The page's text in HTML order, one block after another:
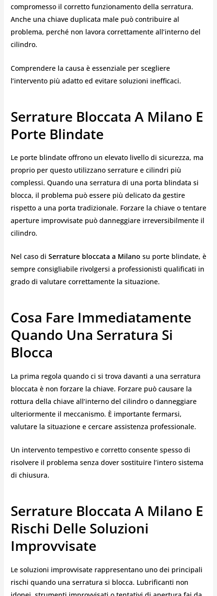
compromesso il corretto funzionamento della serratura.
Anche una chiave duplicata male può contribuire al
problema, perché non lavora correttamente all’interno del
cilindro.
Comprendere la causa è essenziale per scegliere
l’intervento più adatto ed evitare soluzioni inefficaci.
Serrature Bloccata A Milano E
Porte Blindate
Le porte blindate offrono un elevato livello di sicurezza, ma
proprio per questo utilizzano serrature e cilindri più
complessi. Quando una serratura di una porta blindata si
blocca, il problema può essere più delicato da gestire
rispetto a una porta tradizionale. Forzare la chiave o tentare
aperture improvvisate può danneggiare irreversibilmente il
cilindro.
Nel caso di Serrature bloccata a Milano su porte blindate, è
sempre consigliabile rivolgersi a professionisti qualificati in
grado di valutare correttamente la situazione.
Cosa Fare Immediatamente
Quando Una Serratura Si
Blocca
La prima regola quando ci si trova davanti a una serratura
bloccata è non forzare la chiave. Forzare può causare la
rottura della chiave all’interno del cilindro o danneggiare
ulteriormente il meccanismo. È importante fermarsi,
valutare la situazione e cercare assistenza professionale.
Un intervento tempestivo e corretto consente spesso di
risolvere il problema senza dover sostituire l’intero sistema
di chiusura.
Serrature Bloccata A Milano E
Rischi Delle Soluzioni
Improvvisate
Le soluzioni improvvisate rappresentano uno dei principali
rischi quando una serratura si blocca. Lubrificanti non